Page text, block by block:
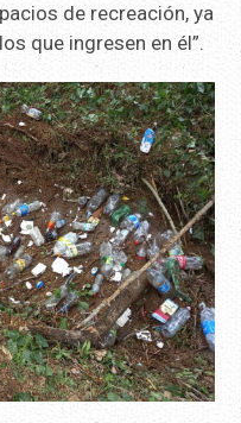
de recreación, ya
que ingresen en él”.